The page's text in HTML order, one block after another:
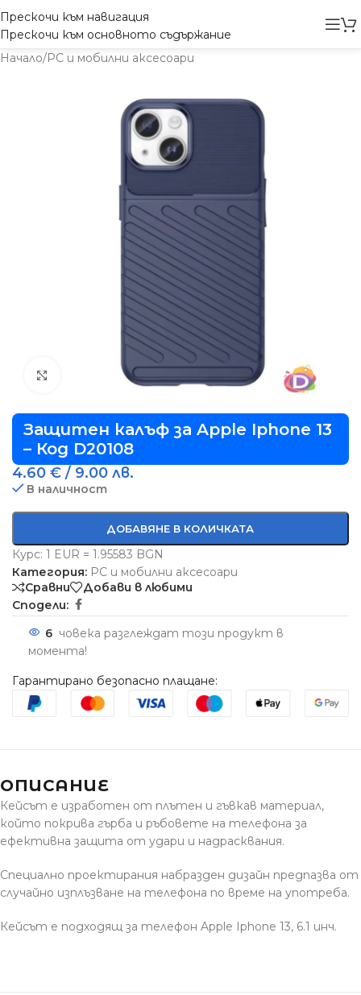
Прескочи към навигация
Прескочи към основното съдържание
Начало/PC и мобилни аксесоари
Виж повече
Защитен калъф за Apple Iphone 13
– Код D20108
4.60 € / 9.00 лв.
В наличност
ДОБАВЯНЕ В КОЛИЧКАТА
Курс: 1 EUR = 1.95583 BGN
Категория: PC и мобилни аксесоари
Сравни
Добави в любими
Сподели:
6 човека разглеждат този продукт в
момента!
Гарантирано безопасно плащане:
ОПИСАНИЕ
Кейсът е изработен от плътен и гъвкав материал,
който покрива гърба и ръбовете на телефона за
ефективна защита от удари и надрасквания.
Специално проектирания набразден дизайн предпазва от
случайно изплъзване на телефона по време на употреба.
Кейсът е подходящ за телефон Apple Iphone 13, 6.1 инч.